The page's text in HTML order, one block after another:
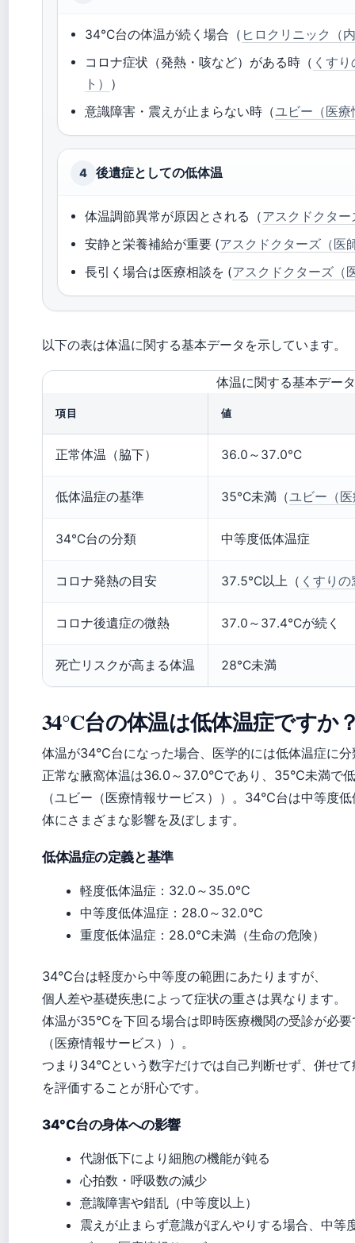
34°C台の体温が続く場合（ ヒロクリニック（
コロナ症状（発熱・咳など）がある時（ くす
ト） ）
意識障害・震えが止まらない時（ユビー（医
4 後遺症としての低体温
体温調節異常が原因とされる（アスクドクタ
安静と栄養補給が重要 (アスクドクターズ（医
長引く場合は医療相談を (アスクドクターズ（
以下の表は体温に関する基本データを示しています。
体温に関する基本データ
項目 値
正常体温（脇下） 36.0～37.0°C
低体温症の基準 35°C未満（ユビー（
34°C台の分類 中等度低体温症
コロナ発熱の目安 37.5°C以上（ くすり
コロナ後遺症の微熱 37.0～37.4°Cが続く
死亡リスクが高まる体温 28°C未満
34°C台の体温は低体温症ですか
体温が34°C台になった場合、医学的には低体温症に
正常な腋窩体温は36.0～37.0°Cであり、35°C未満で
（ユビー（医療情報サービス））。34°C台は中等度
体にさまざまな影響を及ぼします。
低体温症の定義と基準
軽度低体温症：32.0～35.0°C
中等度低体温症：28.0～32.0°C
重度低体温症：28.0°C未満（生命の危険）
34°C台は軽度から中等度の範囲にあたりますが、
個人差や基礎疾患によって症状の重さは異なります。
体温が35°Cを下回る場合は即時医療機関の受診が必
（医療情報サービス））。
つまり34°Cという数字だけでは自己判断せず、併せ
を評価することが肝心です。
34°C台の身体への影響
代謝低下により細胞の機能が鈍る
心拍数・呼吸数の減少
意識障害や錯乱（中等度以上）
震えが止まらず意識がぼんやりする場合、中等